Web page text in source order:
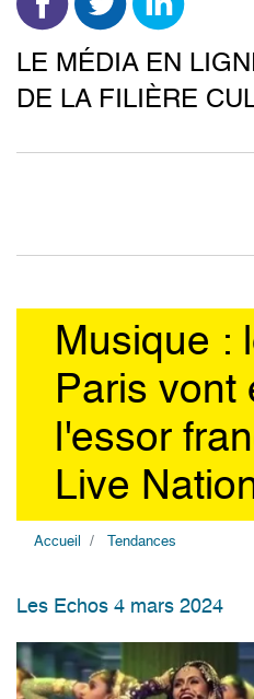
LE MÉDIA EN
DE LA FILIÈRE
Musique :
Paris vont
l'essor
Live
Accueil Tendances
Les Echos 4 mars 2024